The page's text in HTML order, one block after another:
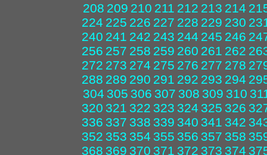
208 209 210 211 212 213 214
224 225 226 227 228 229 230
240 241 242 243 244 245 246
256 257 258 259 260 261 262
272 273 274 275 276 277 278
288 289 290 291 292 293 294
304 305 306 307 308 309 310
320 321 322 323 324 325 326
336 337 338 339 340 341 342
352 353 354 355 356 357 358
368 369 370 371 372 373 374